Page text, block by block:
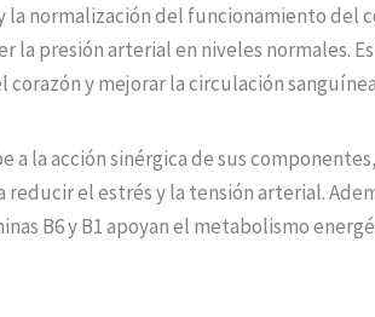
la normalización del funcionamiento
la presión arterial en niveles
y mejorar la circulación
a la acción sinérgica de sus
el estrés y la tensión arterial.
B6 y B1 apoyan el metabolismo